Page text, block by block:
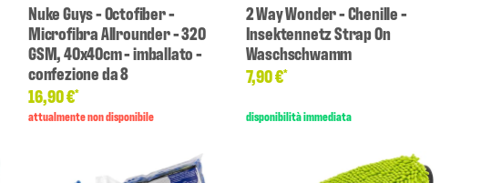
Nuke Guys - Octofiber -
Microfibra Allrounder - 320
GSM, 40x40cm - imballato -
confezione da 8
16,90 €*
attualmente non disponibile
2 Way Wonder - Chenille -
Insektennetz Strap On
Waschschwamm
7,90 €*
disponibilità immediata